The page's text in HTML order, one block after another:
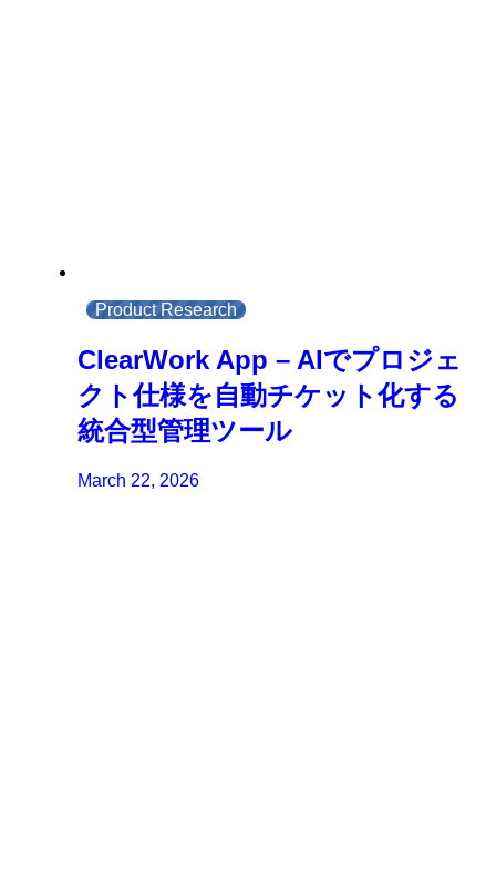
Product Research
ClearWork App – AIでプロジェ
クト仕様を自動チケット化する
統合型管理ツール
March 22, 2026